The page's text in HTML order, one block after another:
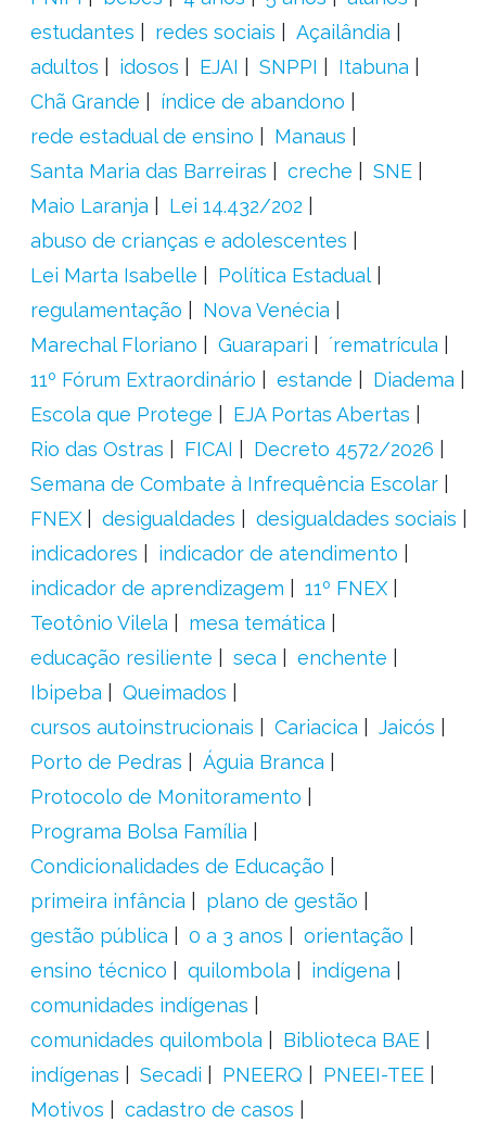
estudantes
redes sociais
Açailândia
adultos
idosos EJAI SNPPI
Itabuna
Chã Grande
índice de abandono
rede estadual de ensino
Manaus
Santa Maria das Barreiras
creche
SNE
Maio Laranja
Lei 14.432/202
abuso de crianças e adolescentes
Lei Marta Isabelle
Política Estadual
regulamentação
Nova Venécia
Marechal Floriano
Guarapari
´rematrícula
11º Fórum Extraordinário
estande
Diadema
Escola que Protege
EJA Portas Abertas
Rio das Ostras
FICAI
Decreto 4572/2026
Semana de Combate à Infrequência Escolar
FNEX
desigualdades
desigualdades sociais
indicadores
indicador de atendimento
indicador de aprendizagem
11º FNEX
Teotônio Vilela
mesa temática
educação resiliente
seca
enchente
Ibipeba
Queimados
cursos autoinstrucionais
Cariacica
Jaicós
Porto de Pedras
Águia Branca
Protocolo de Monitoramento
Programa Bolsa Família
Condicionalidades de Educação
primeira infância
plano de gestão
gestão pública
0 a 3 anos
orientação
ensino técnico
quilombola
indígena
comunidades indígenas
comunidades quilombola
Biblioteca BAE
indígenas
Secadi PNEERQ
PNEEI-TEE
Motivos
cadastro de casos